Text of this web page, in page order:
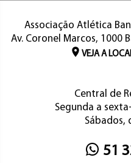
Associação Atlética
Av. Coronel Marcos, 1000
VEJA A
Central de
Segunda a
Sábados,
51